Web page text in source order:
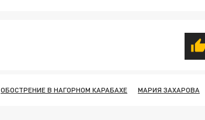
ОБОСТРЕНИЕ В НАГОРНОМ КАРАБАХЕ МАРИЯ ЗАХАРОВА